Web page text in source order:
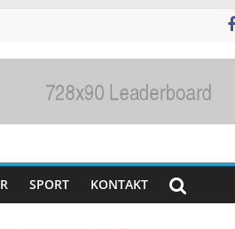
SPORT KONTAKT